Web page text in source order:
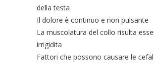
della testa
Il dolore è continuo e non pulsante
La muscolatura del collo risulta
irrigidita
Fattori che possono causare le